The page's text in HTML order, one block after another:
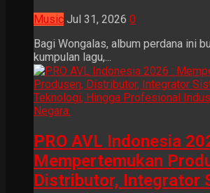
Music Jul 31, 2026 0
Bagi Wongalas, album perdana ini
kumpulan lagu,...
PRO AVL Indonesia
Mempertemukan
Distributor, Integrator